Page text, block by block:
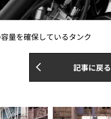
量を確保しているタンク
記事に戻る